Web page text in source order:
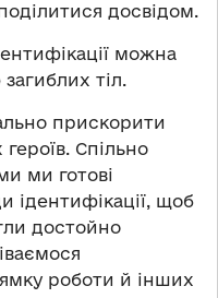
досвідом.
можна
тіл.
прискорити
Спільно
ми готові
ідентифікації, щоб
достойно
роботи й інших